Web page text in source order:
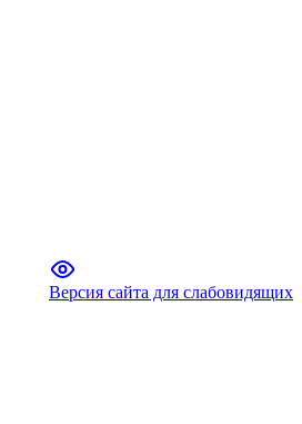
Версия сайта для слабовидящих